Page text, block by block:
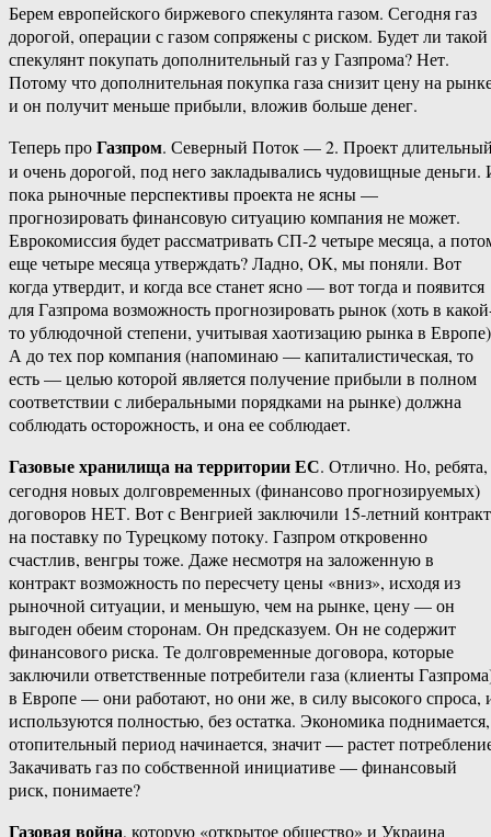
Берем европейского биржевого спекулянта газом. Сегодня газ
дорогой, операции с газом сопряжены с риском. Будет ли такой
спекулянт покупать дополнительный газ у Газпрома? Нет.
Потому что дополнительная покупка газа снизит цену на
и он получит меньше прибыли, вложив больше денег.
Теперь проГазпром. Северный Поток — 2. Проект
и очень дорогой, под него закладывались чудовищные деньги.
пока рыночные перспективы проекта не ясны —
прогнозировать финансовую ситуацию компания не может.
Еврокомиссия будет рассматривать СП-2 четыре месяца, а
еще четыре месяца утверждать? Ладно, ОК, мы поняли. Вот
когда утвердит, и когда все станет ясно — вот тогда и появится
для Газпрома возможность прогнозировать рынок (хоть в
то ублюдочной степени, учитывая хаотизацию рынка в
А до тех пор компания (напоминаю — капиталистическая, то
есть — целью которой является получение прибыли в полном
соответствии с либеральными порядками на рынке) должна
соблюдать осторожность, и она ее соблюдает.
Газовые хранилища на территории ЕС. Отлично. Но, ребята,
сегодня новых долговременных (финансово прогнозируемых)
договоров НЕТ. Вот с Венгрией заключили 15-летний контракт
на поставку по Турецкому потоку. Газпром откровенно
счастлив, венгры тоже. Даже несмотря на заложенную в
контракт возможность по пересчету цены «вниз», исходя из
рыночной ситуации, и меньшую, чем на рынке, цену — он
выгоден обеим сторонам. Он предсказуем. Он не содержит
финансового риска. Те долговременные договора, которые
заключили ответственные потребители газа (клиенты
в Европе — они работают, но они же, в силу высокого спроса,
используются полностью, без остатка. Экономика поднимается,
отопительный период начинается, значит — растет
Закачивать газ по собственной инициативе — финансовый
риск, понимаете?
Газовая война, которую «открытое общество» и Украина